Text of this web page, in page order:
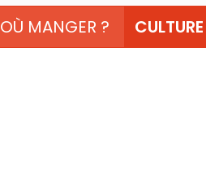
OÙ MANGER ? CULTURE